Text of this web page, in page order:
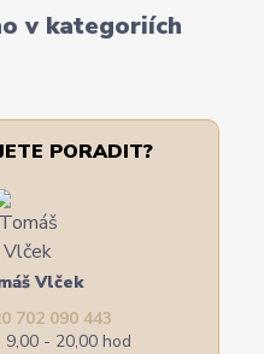
v kategoriích
PORADIT?
Vlček
702 090 443
- 20,00 hod